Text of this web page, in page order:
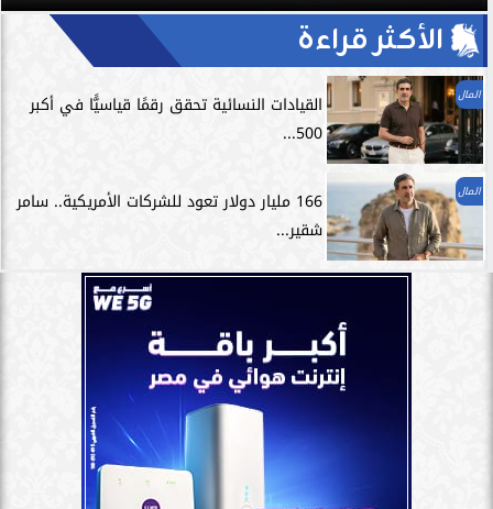
الأكثر قراءة
المال
القيادات النسائية تحقق رقمًا قياسيًّا في أكبر
500...
المال
166 مليار دولار تعود للشركات الأمريكية.. سامر
شقير...